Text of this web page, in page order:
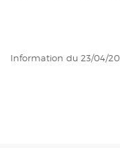
Information du 23/04/